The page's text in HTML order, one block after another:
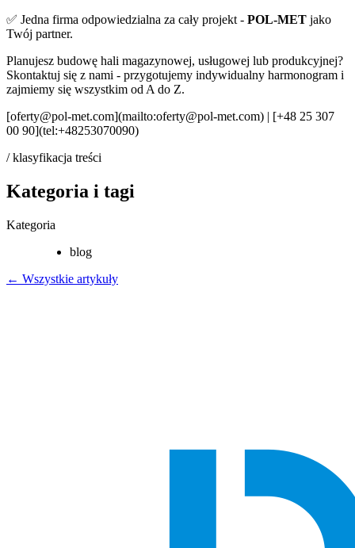
✅ Jedna firma odpowiedzialna za cały projekt - POL-MET jako
Twój partner.
Planujesz budowę hali magazynowej, usługowej lub produkcyjnej?
Skontaktuj się z nami - przygotujemy indywidualny harmonogram i
zajmiemy się wszystkim od A do Z.
[oferty@pol-met.com](mailto:oferty@pol-met.com) | [+48 25 307
00 90](tel:+48253070090)
/ klasyfikacja treści
Kategoria i tagi
Kategoria
blog
← Wszystkie artykuły